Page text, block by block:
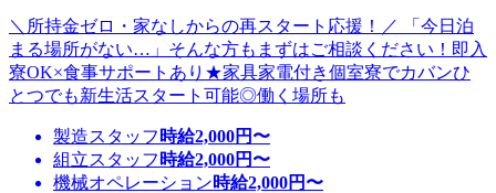
＼所持金ゼロ・家なしからの再スタート応援！／ 「今日泊
まる場所がない…」そんな方もまずはご相談ください！即入
寮OK×食事サポートあり★家具家電付き個室寮でカバンひ
とつでも新生活スタート可能◎働く場所も
製造スタッフ 時給2,000円〜
組立スタッフ 時給2,000円〜
機械オペレーション時給2,000円〜